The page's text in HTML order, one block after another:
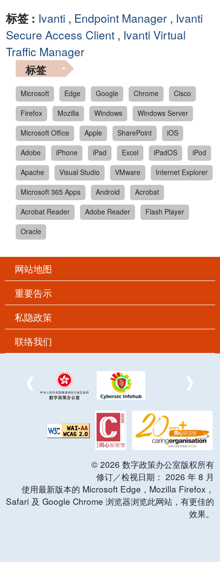
标签 : Ivanti , Endpoint Manager , Ivanti
Secure Access Client , Ivanti Virtual
Traffic Manager
标签
Microsoft Edge Google Chrome
Cisco
Firefox
Mozilla Windows
Windows Server
Microsoft Office
Apple SharePoint
iOS
Adobe
iPhone iPad Excel iPadOS
iPod
Apache
Visual Studio VMware
Internet Explorer
Microsoft 365 Apps
Android
Acrobat
Acrobat Reader
Adobe Reader
Flash Player
Oracle
网站地图
重要告示
私隐政策
联络我们
© 2026 数字政策办公室版权所有
修订／检视日期： 2026 年 8 月
使用最新版本的 Microsoft Edge，Mozilla Firefox，
Safari 及 Google Chrome 浏览器浏览此网站，有更佳的
效果。